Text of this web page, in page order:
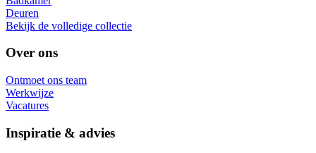
Deuren
Bekijk de volledige collectie
Over ons
Ontmoet ons team
Werkwijze
Vacatures
Inspiratie & advies